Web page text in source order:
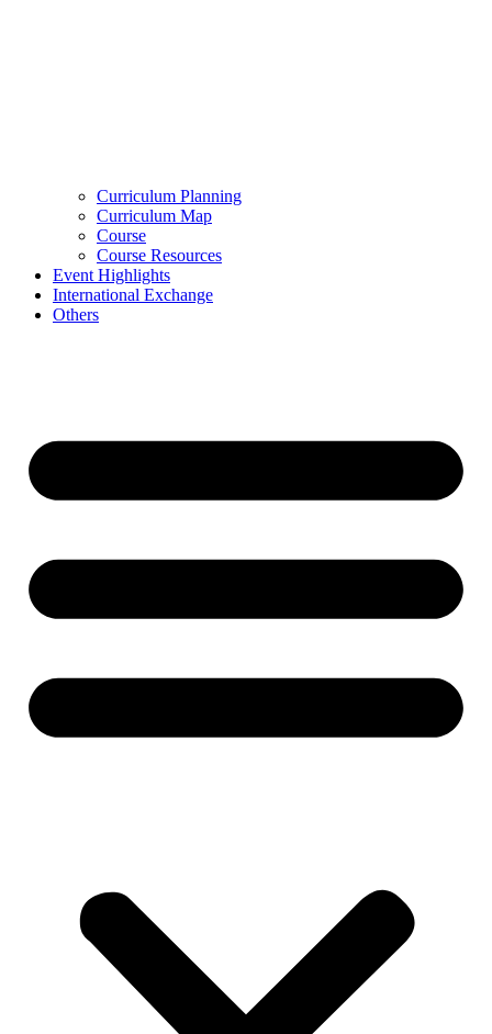
Curriculum Planning
Curriculum Map
Course
Course Resources
Event Highlights
International Exchange
Others